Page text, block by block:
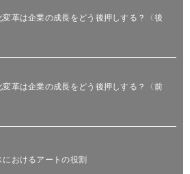
変革は企業の成長をどう後押しする？〈後
変革は企業の成長をどう後押しする？〈前
におけるアートの役割